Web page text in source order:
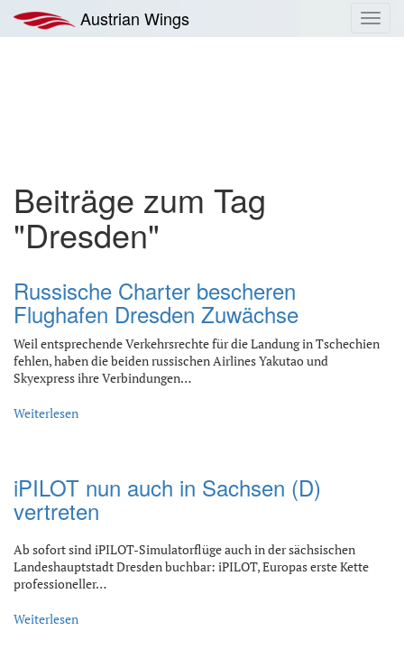
Inhalt
springen
Austrian Wings
Beiträge zum Tag
"Dresden"
Russische Charter bescheren
Flughafen Dresden Zuwächse
Weil entsprechende Verkehrsrechte für die Landung in Tschechien
fehlen, haben die beiden russischen Airlines Yakutao und
Skyexpress ihre Verbindungen…
Weiterlesen
iPILOT nun auch in Sachsen (D)
vertreten
Ab sofort sind iPILOT-Simulatorflüge auch in der sächsischen
Landeshauptstadt Dresden buchbar: iPILOT, Europas erste Kette
professioneller…
Weiterlesen